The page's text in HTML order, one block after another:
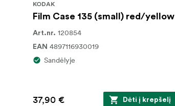
KODAK
Film Case 135 (small) red/yellow
Art.nr. 120854
EAN 4897116930019
Sandėlyje
37,90 € Dėti į krepšelį